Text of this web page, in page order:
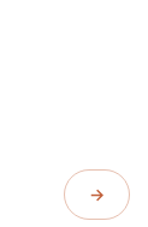
→